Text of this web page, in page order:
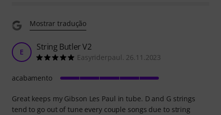
Mostrar tradução
E String Butler V2
Easyriderpaul. 26.11.2023
Great keeps my Gibson Les Paul in tube. D and G strings
tend to go out of tune every couple songs due to string
acabamento